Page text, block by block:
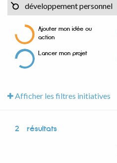
Ajouter mon idée ou
action
Lancer mon projet
Afficher les filtres initiatives
2 résultats